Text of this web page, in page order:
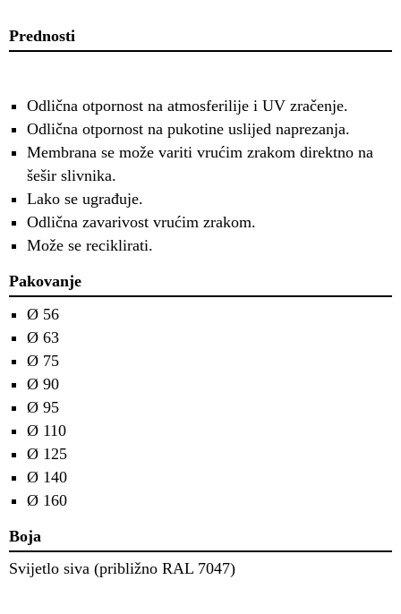
Prednosti
Odlična otpornost na atmosferilije i UV zračenje.
Odlična otpornost na pukotine uslijed naprezanja.
Membrana se može variti vrućim zrakom direktno na
šešir slivnika.
Lako se ugrađuje.
Odlična zavarivost vrućim zrakom.
Može se reciklirati.
Pakovanje
Ø 56
Ø 63
Ø 75
Ø 90
Ø 95
Ø 110
Ø 125
Ø 140
Ø 160
Boja
Svijetlo siva (približno RAL 7047)